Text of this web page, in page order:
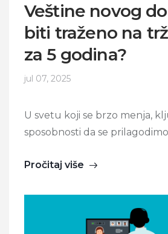
Veštine novog
biti traženo na
za 5 godina?
jul 07, 2025
U svetu koji se brzo menja,
sposobnosti da se prilagodimo
Pročitaj više